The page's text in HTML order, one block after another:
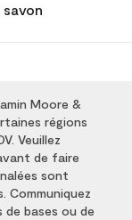
savon
Moore &
régions
Veuillez
de faire
sont
Communiquez
de bases ou de